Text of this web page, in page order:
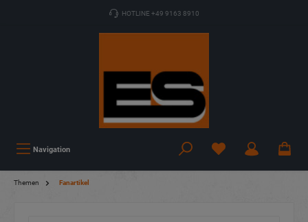
HOTLINE +49 9163 8910
Navigation
Themen Fanartikel